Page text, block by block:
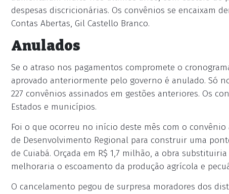
despesas discricionárias. Os convênios se encaixam
Contas Abertas, Gil Castello Branco.
Anulados
Se o atraso nos pagamentos compromete o
aprovado anteriormente pelo governo é anulado. Só
227 convênios assinados em gestões anteriores. Os
Estados e municípios.
Foi o que ocorreu no início deste mês com o
de Desenvolvimento Regional para construir uma
de Cuiabá. Orçada em R$ 1,7 milhão, a obra
melhoraria o escoamento da produção agrícola e
O cancelamento pegou de surpresa moradores dos